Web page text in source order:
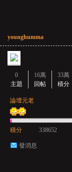
younghumma
0
主題
16萬
回帖
33萬
積分
論壇元老
積分 338652
發消息